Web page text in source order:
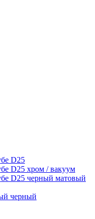
D25
D25 хром / вакуум
D25 черный матовый
черный